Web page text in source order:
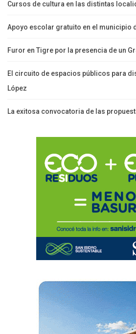
Cursos de cultura en las distintas
Apoyo escolar gratuito en el municipio
Furor en Tigre por la presencia de un
El circuito de espacios públicos para
López
La exitosa convocatoria de las